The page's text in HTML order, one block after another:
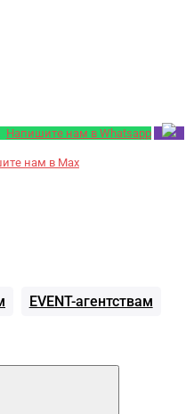
Напишите нам в Whatsapp
нам в Max
EVENT-агентствам